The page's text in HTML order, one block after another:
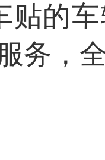
贴的
务，